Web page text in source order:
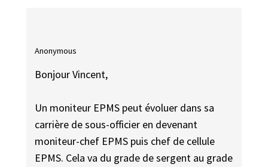
Anonymous
Bonjour Vincent,
Un moniteur EPMS peut évoluer dans sa
carrière de sous-officier en devenant
moniteur-chef EPMS puis chef de cellule
EPMS. Cela va du grade de sergent au grade